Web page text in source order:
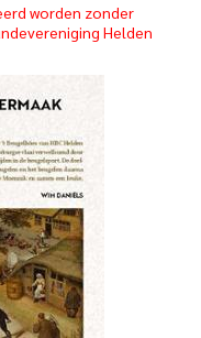
worden zonder
Helden